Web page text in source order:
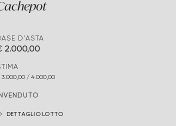
D'ASTA
2.000,00
3.000,00 / 4.000,00
DETTAGLIO LOTTO